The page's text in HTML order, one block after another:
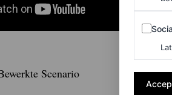
Scenario